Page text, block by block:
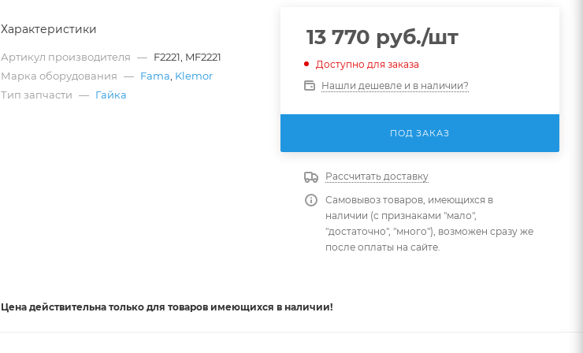
Характеристики
Артикул производителя — F2221, MF2221
Марка оборудования — Fama, Klemor
Тип запчасти — Гайка
13 770 руб./шт
Доступно для заказа
Нашли дешевле и в наличии?
ПОД ЗАКАЗ
Рассчитать доставку
Самовывоз товаров, имеющихся в
наличии (с признаками "мало",
"достаточно", "много"), возможен сразу же
после оплаты на сайте.
Цена действительна только для товаров имеющихся в наличии!